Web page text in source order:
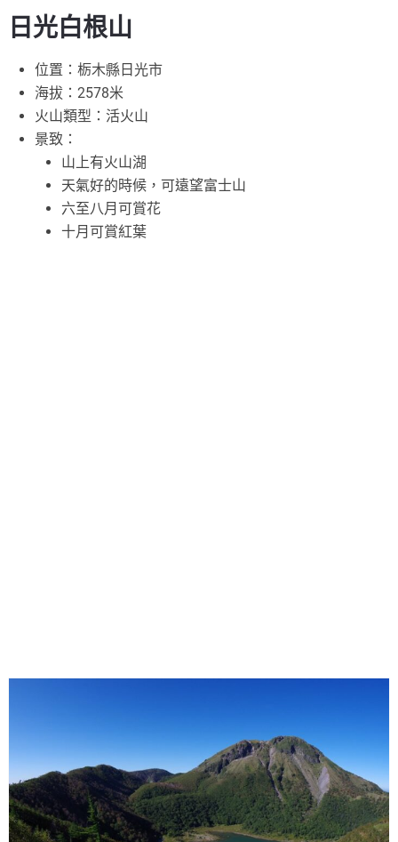
日光白根山
位置：栃木縣日光市
海拔：2578米
火山類型：活火山
景致：
山上有火山湖
天氣好的時候，可遠望富士山
六至八月可賞花
十月可賞紅葉